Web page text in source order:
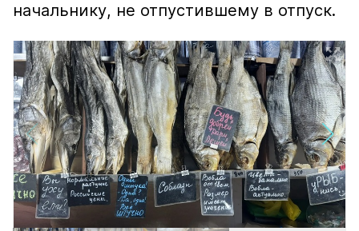
начальнику, не отпустившему в отпуск.